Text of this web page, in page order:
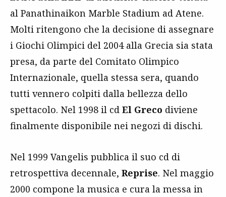
al Panathinaikon Marble Stadium ad Atene.
Molti ritengono che la decisione di assegnare
i Giochi Olimpici del 2004 alla Grecia sia stata
presa, da parte del Comitato Olimpico
Internazionale, quella stessa sera, quando
tutti vennero colpiti dalla bellezza dello
spettacolo. Nel 1998 il cd El Greco diviene
finalmente disponibile nei negozi di dischi.
Nel 1999 Vangelis pubblica il suo cd di
retrospettiva decennale, Reprise. Nel maggio
2000 compone la musica e cura la messa in